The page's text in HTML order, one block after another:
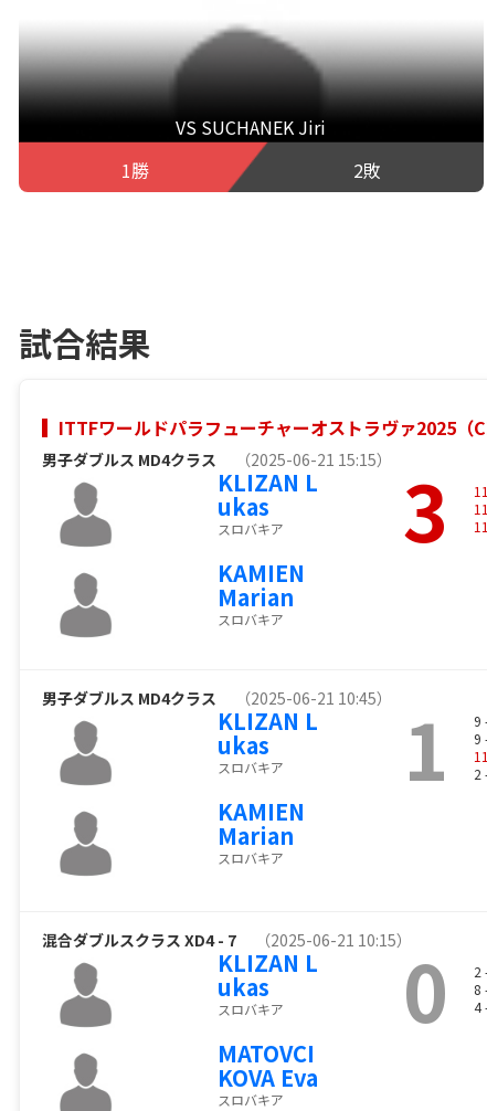
VS SUCHANEK Jiri
1勝
2敗
試合結果
ITTFワールドパラフューチャーオストラヴァ2025（
男子ダブルス MD4クラス （2025-06-21 15:15）
KLIZAN L
ukas
スロバキア
KAMIEN
Marian
スロバキア
3 11
11
11
男子ダブルス MD4クラス （2025-06-21 10:45）
KLIZAN L
ukas
スロバキア
KAMIEN
Marian
スロバキア
1 9
9
11
2
混合ダブルスクラス XD4 - 7 （2025-06-21 10:15）
KLIZAN L
ukas
スロバキア
MATOVCI
KOVA Eva
スロバキア
0 2
8
4